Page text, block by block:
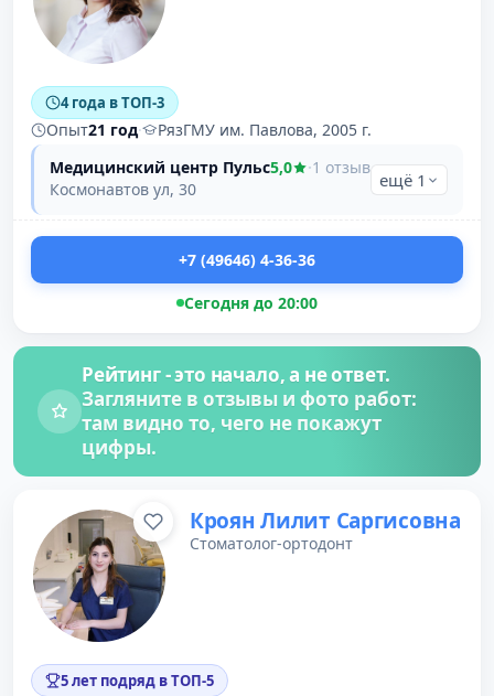
4 года в ТОП-3
Опыт21 год·
РязГМУ им. Павлова, 2005 г.
Медицинский центр Пульс5,0 ·1 отзыв
Космонавтов ул, 30
ещё 1
+7 (49646) 4-36-36
Сегодня до 20:00
Рейтинг - это начало, а не ответ.
Загляните в отзывы и фото работ:
там видно то, чего не покажут
цифры.
Кроян Лилит Саргисовна
Стоматолог-ортодонт
5 лет подряд в ТОП-5